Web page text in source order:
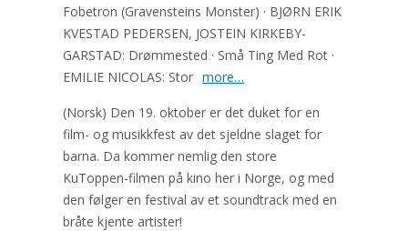
Fobetron (Gravensteins Monster) · BJØRN ERIK
KVESTAD PEDERSEN, JOSTEIN KIRKEBY-
GARSTAD: Drømmested · Små Ting Med Rot ·
EMILIE NICOLAS: Stor more…
(Norsk) Den 19. oktober er det duket for en
film- og musikkfest av det sjeldne slaget for
barna. Da kommer nemlig den store
KuToppen-filmen på kino her i Norge, og med
den følger en festival av et soundtrack med en
bråte kjente artister!